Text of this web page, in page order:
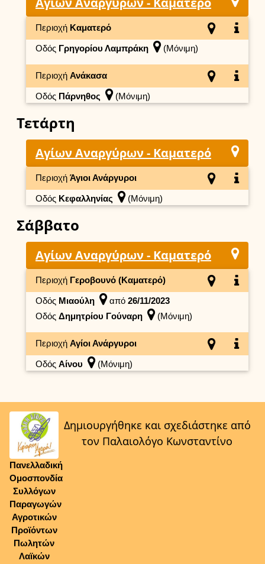
Περιοχή Καματερό
Οδός Γρηγορίου Λαμπράκη (Μόνιμη)
Περιοχή Ανάκασα
Οδός Πάρνηθος (Μόνιμη)
Τετάρτη
Αγίων Αναργύρων - Καματερό
Περιοχή Άγιοι Ανάργυροι
Οδός Κεφαλληνίας (Μόνιμη)
Σάββατο
Αγίων Αναργύρων - Καματερό
Περιοχή Γεροβουνό (Καματερό)
Οδός Μιαούλη από 26/11/2023
Οδός Δημητρίου Γούναρη (Μόνιμη)
Περιοχή Αγίοι Ανάργυροι
Οδός Αίνου (Μόνιμη)
Πανελλαδική
Ομοσπονδία
Συλλόγων
Παραγωγών
Αγροτικών
Προϊόντων
Πωλητών
Λαϊκών
Δημιουργήθηκε και σχεδιάστηκε από
τον Παλαιολόγο Κωνσταντίνο